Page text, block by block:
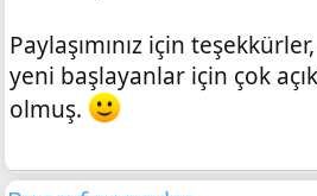
Paylaşımınız için
yeni başlayanlar için çok
olmuş.